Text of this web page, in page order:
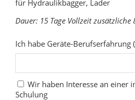
für Hydraulikbagger, Lader
Dauer: 15 Tage Vollzeit zusätzliche
Ich habe Geräte-Berufserfahrung
Wir haben Interesse an einer
Schulung